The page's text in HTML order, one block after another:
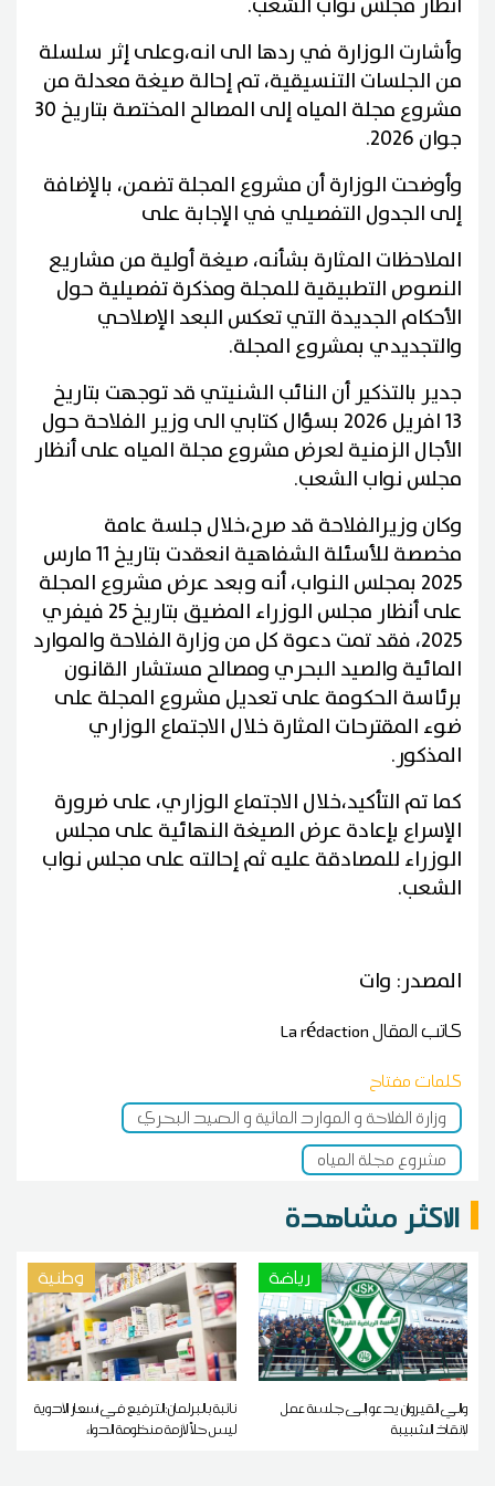
وأشارت الوزارة في ردها الى انه،وعلى إثر سلسلة
من الجلسات التنسيقية، تم إحالة صيغة معدلة من
مشروع مجلة المياه إلى المصالح المختصة بتاريخ 30
جوان 2026.
وأوضحت الوزارة أن مشروع المجلة تضمن، بالإضافة
إلى الجدول التفصيلي في الإجابة على
الملاحظات المثارة بشأنه، صيغة أولية من مشاريع
النصوص التطبيقية للمجلة ومذكرة تفصيلية حول
الأحكام الجديدة التي تعكس البعد الإصلاحي
والتجديدي بمشروع المجلة.
جدير بالتذكير أن النائب الشنيتي قد توجهت بتاريخ
13 افريل 2026 بسؤال كتابي الى وزير الفلاحة حول
الأجال الزمنية لعرض مشروع مجلة المياه على أنظار
مجلس نواب الشعب.
وكان وزيرالفلاحة قد صرح،خلال جلسة عامة
مخصصة للأسئلة الشفاهية انعقدت بتاريخ 11 مارس
2025 بمجلس النواب، أنه وبعد عرض مشروع المجلة
على أنظار مجلس الوزراء المضيق بتاريخ 25 فيفري
2025، فقد تمت دعوة كل من وزارة الفلاحة والموارد
المائية والصيد البحري ومصالح مستشار القانون
برئاسة الحكومة على تعديل مشروع المجلة على
ضوء المقترحات المثارة خلال الاجتماع الوزاري
المذكور.
كما تم التأكيد،خلال الاجتماع الوزاري، على ضرورة
الإسراع بإعادة عرض الصيغة النهائية على مجلس
الوزراء للمصادقة عليه ثم إحالته على مجلس نواب
الشعب.
المصدر: وات
كاتب المقالLa rédaction
كلمات مفتاح
وزارة الفلاحة و الموارد المائية و الصيد البحري
مشروع مجلة المياه
الاكثر مشاهدة
رياضة
والي القيروان يدعو إلى جلسة عمل
لإنقاذ الشبيبة
وطنية
نائبة بالبرلمان:الترفيع في أسعار الأدوية
ليس حلاً لأزمة منظومة الدواء